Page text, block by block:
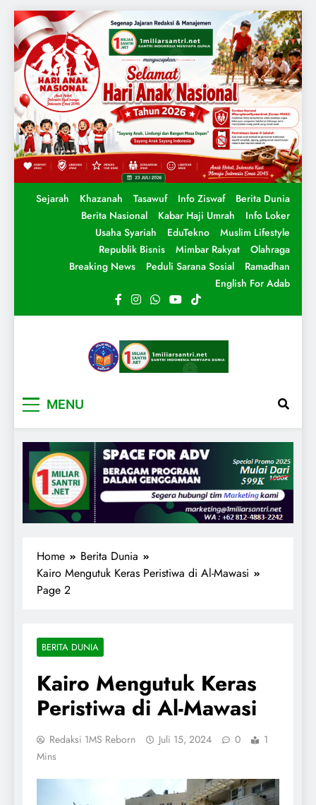
Sejarah Khazanah Tasawuf Info Ziswaf
Berita Dunia
Berita Nasional
Kabar Haji Umrah
Info Loker
Usaha Syariah
EduTekno
Muslim Lifestyle
Republik Bisnis
Mimbar Rakyat
Olahraga
Breaking News
Peduli Sarana Sosial
Ramadhan
English For Adab
MENU
Home
Berita Dunia
Kairo Mengutuk Keras Peristiwa di Al-Mawasi
Page 2
BERITA DUNIA
Kairo Mengutuk Keras
Peristiwa di Al-Mawasi
Redaksi 1MS Reborn Juli 15, 2024 0
1
Mins